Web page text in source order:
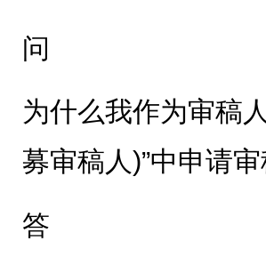
问
为什么我作为审稿
募审稿人)”中申请审
答